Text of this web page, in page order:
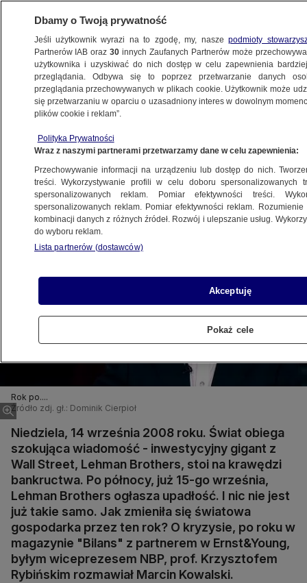
BIZNES
Z KRAJU
15.09.2009, 13:56Aktualizacja:14.09.2009, 21:54
Udostępnij
Rok po....
Źródło zdj. gł.: Dominik Cierpioł
Niedziela, 14 września 2008 roku. Świat obiega
szokująca wiadomość - inwestycyjny gigant z
Wall Street, Lehman Brothers, stoi na krawędzi
bankructwa. Po północy, już 15-go września,
Lehman Brothers ogłasza upadłość. I nic nie jest
już takie samo. Jak zmieniła się światowa
gospodarka przez ten rok? O kryzysie, po roku w
magazynie "Bilans" z partnerem w Ernst&Young,
byłym wiceprezesem NBP, prof. Krzysztofem
Rybińskim rozmawiał Marcin Kowalski.
Dbamy o Twoją prywatność
Jeśli użytkownik wyrazi na to zgodę, my, naszepodmioty
Partnerów IAB oraz30 innych Zaufanych Partnerów może
użytkownika i uzyskiwać do nich dostęp w celu zapewnienia
przeglądania. Odbywa się to poprzez przetwarzanie danych
przeglądania przechowywanych w plikach cookie. Użytkownik może
się przetwarzaniu w oparciu o uzasadniony interes w dowolnym
plików cookie i reklam”.
Polityka Prywatności
Wraz z naszymi partnerami przetwarzamy dane w celu zapewnienia:
Przechowywanie informacji na urządzeniu lub dostęp do nich.
treści. Wykorzystywanie profili w celu doboru spersonalizowanych
spersonalizowanych reklam. Pomiar efektywności treści.
spersonalizowanych reklam. Pomiar efektywności reklam.
kombinacji danych z różnych źródeł. Rozwój i ulepszanie usług.
do wyboru reklam.
Lista partnerów (dostawców)
Akceptuję
Pokaż cele